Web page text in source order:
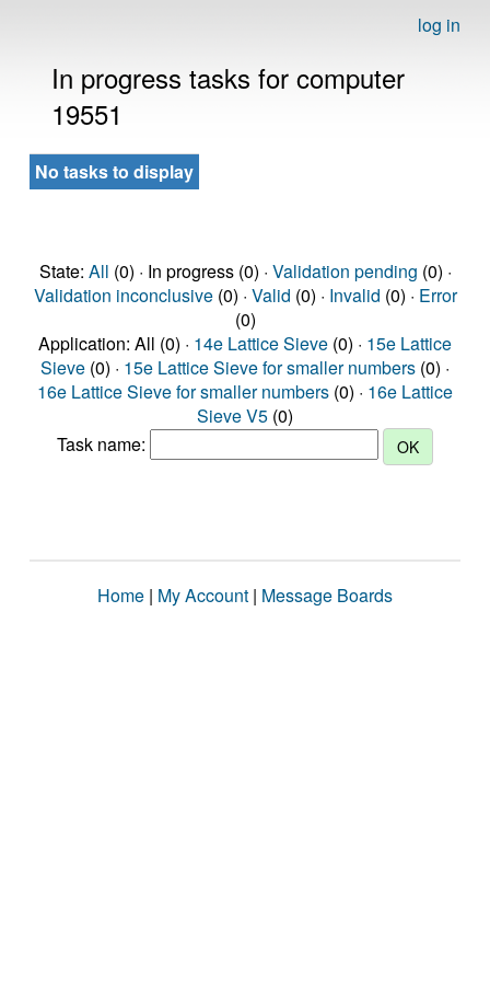
log in
In progress tasks for computer
19551
No tasks to display
State: All (0) · In progress (0) · Validation pending (0) ·
Validation inconclusive(0) · Valid (0) · Invalid (0) · Error
(0)
Application: All (0) · 14e Lattice Sieve (0) · 15e Lattice
Sieve (0) · 15e Lattice Sieve for smaller numbers (0) ·
16e Lattice Sieve for smaller numbers (0) · 16e Lattice
Sieve V5 (0)
Task name:
Home | My Account | Message Boards